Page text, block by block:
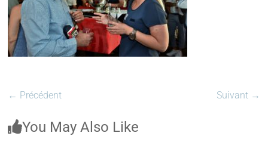
← Précédent Suivant →
You May Also Like